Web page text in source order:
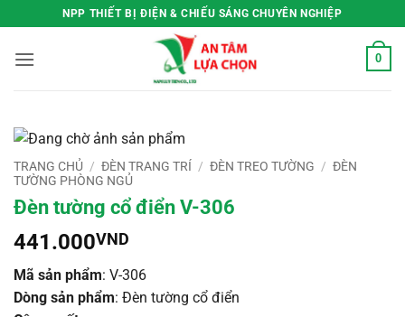
qua
nội
NPP THIẾT BỊ ĐIỆN & CHIẾU SÁNG CHUYÊN NGHIỆP
0
TRANG CHỦ / ĐÈN TRANG TRÍ / ĐÈN TREO TƯỜNG / ĐÈN
TƯỜNG PHÒNG NGỦ
Đèn tường cổ điển V-306
441.000VND
Mã sản phẩm: V-306
Dòng sản phẩm: Đèn tường cổ điển